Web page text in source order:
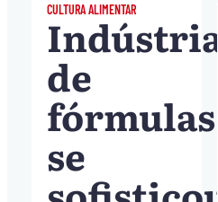
CULTURA ALIMENTAR
Indústria
de
fórmulas
se